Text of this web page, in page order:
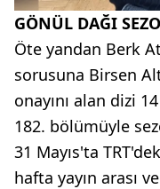
GÖNÜL DAĞI
Öte yandan Berk
sorusuna Birsen
onayını alan dizi
182. bölümüyle
31 Mayıs'ta
hafta yayın arası